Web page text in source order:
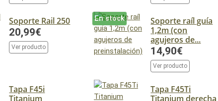
Soporte Rail 250
20,99€
Ver producto
En stock
Soporte raíl guía
1,2m (con
agujeros de...
14,90€
Ver producto
Tapa F45i
Titanium
Tapa F45Ti
Titanium derecha